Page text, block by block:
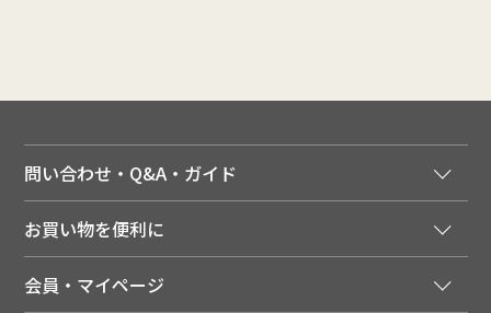
問い合わせ・Q&A・ガイド
ご利用ガイド
領収書について
お買い物を便利に
季節のカタログを無料でお届け
会員・マイページ